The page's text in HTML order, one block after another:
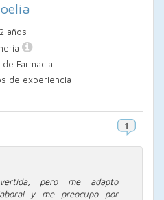
años
Farmacia
de experiencia
pero me adapto
y me preocupo por